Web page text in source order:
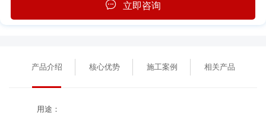
立即咨询
产品介绍 核心优势 施工案例 相关产品
用途：